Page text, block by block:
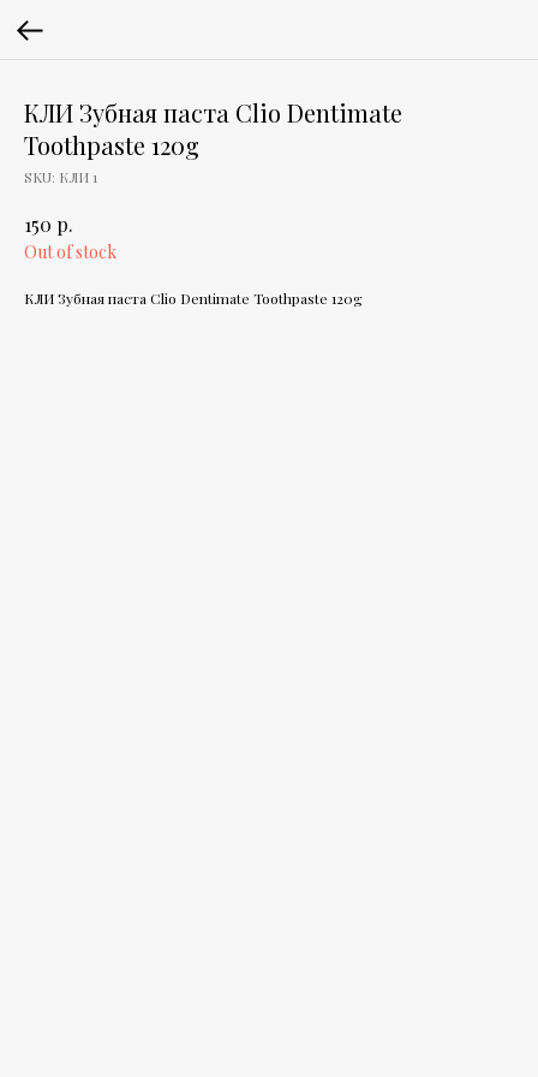
КЛИ Зубная паста Clio Dentimate
Toothpaste 120g
SKU: КЛИ 1
150 р.
Out of stock
КЛИ Зубная паста Clio Dentimate Toothpaste 120g